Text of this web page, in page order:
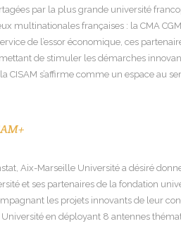
par la plus grande université
multinationales françaises : la CMA
de l’essor économique, ces
de stimuler les démarches
CISAM s’affirme comme un espace au
Aix-Marseille Université a désiré
et ses partenaires de la fondation
les projets innovants de leur
Université en déployant 8 antennes